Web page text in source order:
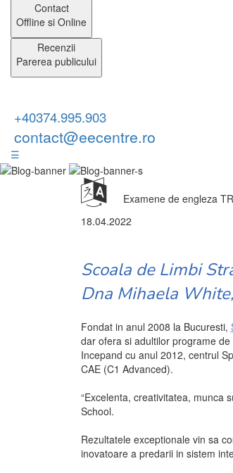
Contact
Offline si Online
Recenzii
Parerea publicului
+40374.995.903
contact@eecentre.ro
☰
Examene de engleza
18.04.2022
Scoala de Limbi
Dna Mihaela
Fondat in anul 2008 la Bucuresti,
dar ofera si adultilor programe
Incepand cu anul 2012, centrul
CAE (C1 Advanced).
“Excelenta, creativitatea, munca
School.
Rezultatele exceptionale vin sa
inovatoare a predarii in sistem